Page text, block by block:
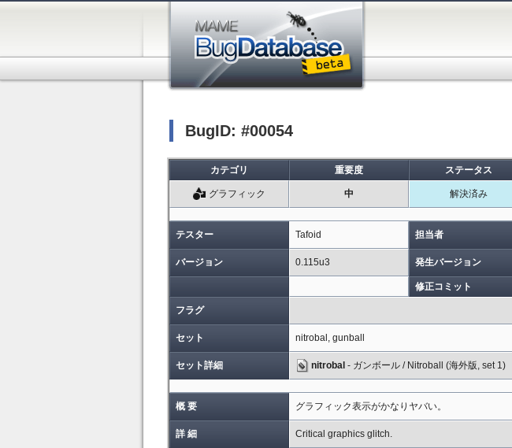
BugID: #00054
カテゴリ 重要度 ステータス
グラフィック 中 解決済み
テスター Tafoid 担当者
バージョン 0.115u3 発生バージョン
修正コミット
フラグ
セット nitrobal, gunball
セット詳細 nitrobal - ガンボール / Nitroball (海外版, set 1)
概 要 グラフィック表示がかなりヤバい。
詳 細 Critical graphics glitch.